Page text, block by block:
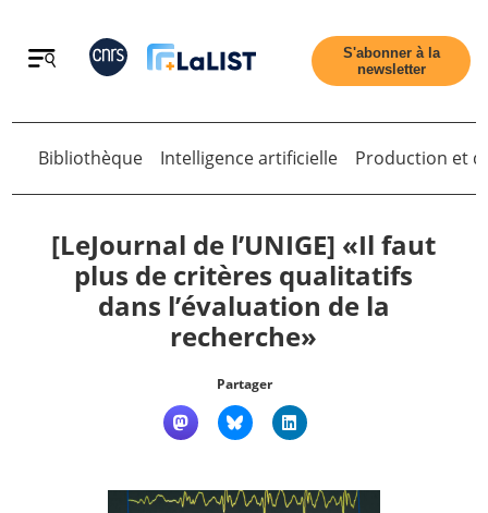
Retour
Qui sommes nous ?
S'abonner à la
newsletter
Retour
Bibliothèque Intelligence artificielle Production et
[LeJournal de l’UNIGE] «Il faut
plus de critères qualitatifs
dans l’évaluation de la
recherche»
Partager